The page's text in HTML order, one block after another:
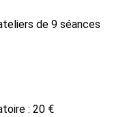
de 9 séances
: 20 €